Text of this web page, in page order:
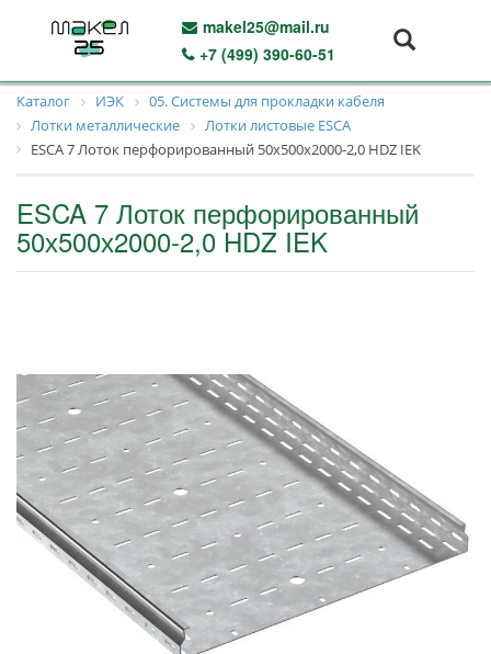
makel25@mail.ru
+7 (499) 390-60-51
Каталог ИЭК
05. Системы для прокладки кабеля
Лотки металлические
Лотки листовые ESCA
ESCA 7 Лоток перфорированный 50х500х2000-2,0 HDZ IEK
ESCA 7 Лоток перфорированный
50х500х2000-2,0 HDZ IEK